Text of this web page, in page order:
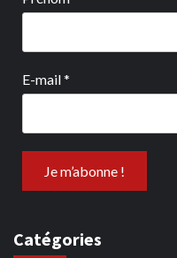
E-mail*
Catégories